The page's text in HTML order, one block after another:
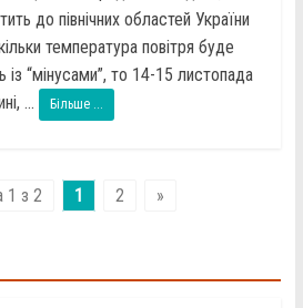
до північних областей України
температура повітря буде
із “мінусами”, то 14-15 листопада
...
Більше ...
1 з 2 1 2 »